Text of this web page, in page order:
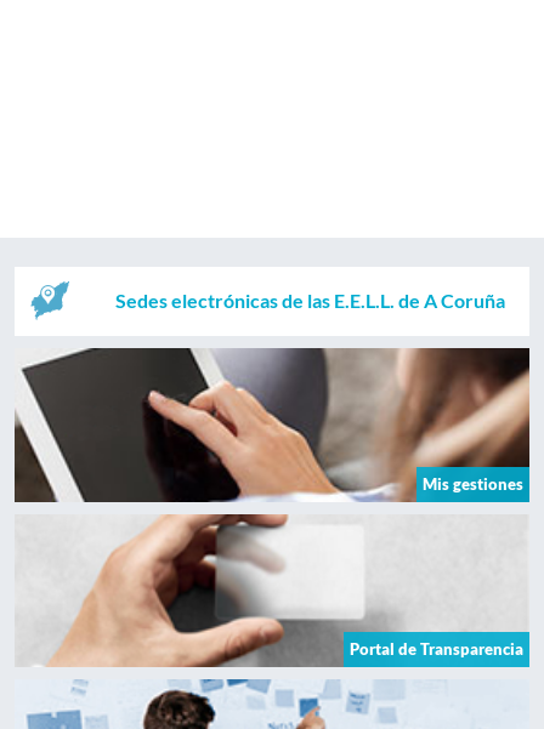
Sedes electrónicas de las E.E.L.L. de A Coruña
Mis gestiones
Portal de Transparencia